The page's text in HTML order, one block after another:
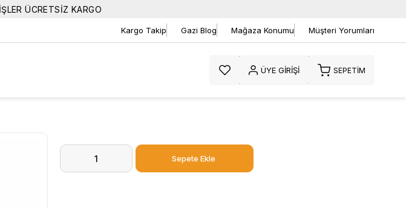
ÜCRETSİZ KARGO
Kargo Takip Gazi Blog Mağaza Konumu Müşteri Yorumları
ÜYE GIRIŞI SEPETIM